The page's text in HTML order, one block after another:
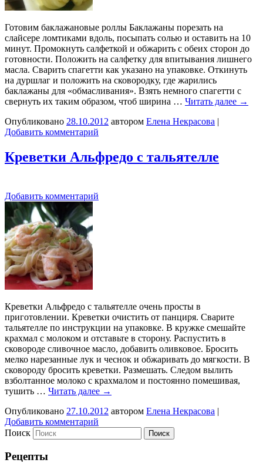
Готовим баклажановые роллы Баклажаны порезать на
слайсере ломтиками вдоль, посыпать солью и оставить на 10
минут. Промокнуть салфеткой и обжарить с обеих сторон до
готовности. Положить на салфетку для впитывания лишнего
масла. Сварить спагетти как указано на упаковке. Откинуть
на дуршлаг и положить на сковородку, где жарились
баклажаны для «обмасливания». Взять немного спагетти с
свернуть их таким образом, чтоб ширина … Читать далее →
Опубликовано 28.10.2012 автором Елена Некрасова |
Добавить комментарий
Креветки Альфредо с тальятелле
Добавить комментарий
Креветки Альфредо с тальятелле очень просты в
приготовлении. Креветки очистить от панциря. Сварите
тальятелле по инструкции на упаковке. В кружке смешайте
крахмал с молоком и отставьте в сторону. Распустить в
сковороде сливочное масло, добавить оливковое. Бросить
мелко нарезанные лук и чеснок и обжаривать до мягкости. В
сковороду бросить креветки. Размешать. Следом вылить
взболтанное молоко с крахмалом и постоянно помешивая,
тушить … Читать далее →
Опубликовано 27.10.2012 автором Елена Некрасова |
Добавить комментарий
Поиск
Рецепты